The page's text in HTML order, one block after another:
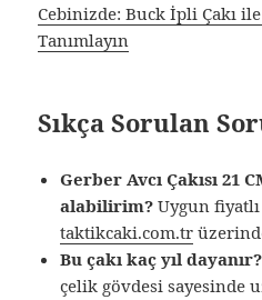
Cebinizde: Buck İpli Çakı ile
Tanımlayın
Sıkça Sorulan
Gerber Avcı Çakısı 21
alabilirim? Uygun
taktikcaki.com.tr
Bu çakı kaç yıl dayanır?
çelik gövdesi sayesinde